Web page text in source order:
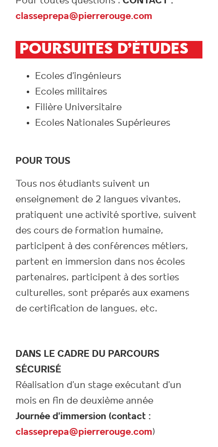
classeprepa@pierrerouge.com
POURSUITES D’ÉTUDES
Ecoles d’ingénieurs
Ecoles militaires
Filière Universitaire
Ecoles Nationales Supérieures
POUR TOUS
Tous nos étudiants suivent un
enseignement de 2 langues vivantes,
pratiquent une activité sportive, suivent
des cours de formation humaine,
participent à des conférences métiers,
partent en immersion dans nos écoles
partenaires, participent à des sorties
culturelles, sont préparés aux examens
de certification de langues, etc.
DANS LE CADRE DU PARCOURS
SÉCURISÉ
Réalisation d’un stage exécutant d’un
mois en fin de deuxième année
Journée d’immersion (contact :
classeprepa@pierrerouge.com)